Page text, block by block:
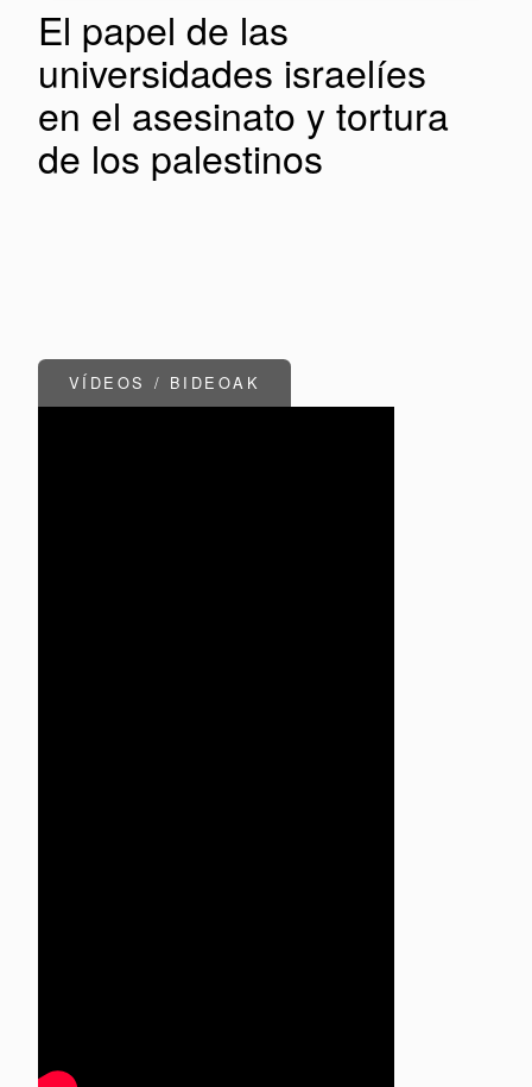
El papel de las
universidades israelíes
en el asesinato y tortura
de los palestinos
VÍDEOS / BIDEOAK